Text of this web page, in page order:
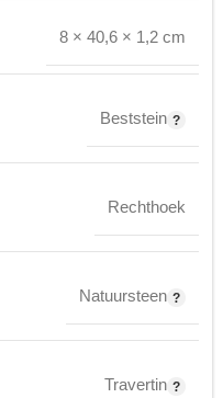
8 × 40,6 × 1,2 cm
Beststein
Rechthoek
Natuursteen
Travertin